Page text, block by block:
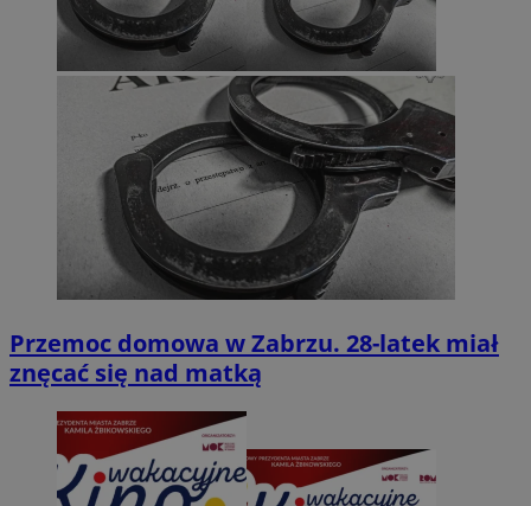
Przemoc domowa w Zabrzu. 28-latek miał
znęcać się nad matką